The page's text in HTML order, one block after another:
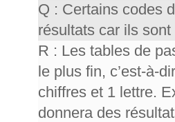
Q : Certains codes
résultats car ils
R : Les tables de
le plus fin, c’est-à-
chiffres et 1 lettre.
donnera des